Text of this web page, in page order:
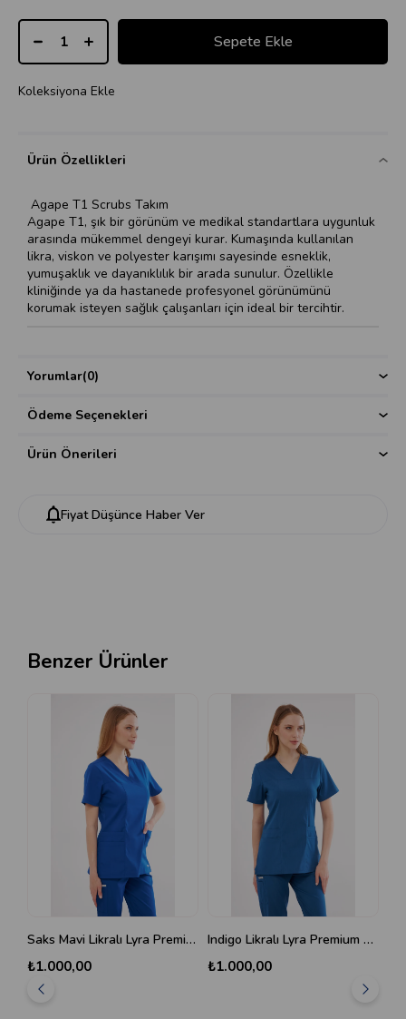
Koleksiyona Ekle
Ürün Özellikleri
Agape T1 Scrubs Takım
Agape T1, şık bir görünüm ve medikal standartlara uygunluk
arasında mükemmel dengeyi kurar. Kumaşında kullanılan
likra, viskon ve polyester karışımı sayesinde esneklik,
yumuşaklık ve dayanıklılık bir arada sunulur. Özellikle
kliniğinde ya da hastanede profesyonel görünümünü
korumak isteyen sağlık çalışanları için ideal bir tercihtir.
Yorumlar(0)
Ödeme Seçenekleri
Ürün Önerileri
Fiyat Düşünce Haber Ver
Benzer Ürünler
Saks Mavi Likralı Lyra Premium Scrubs Üst
₺1.000,00
Indigo Likralı Lyra Premium Scrubs Üst
₺1.000,00